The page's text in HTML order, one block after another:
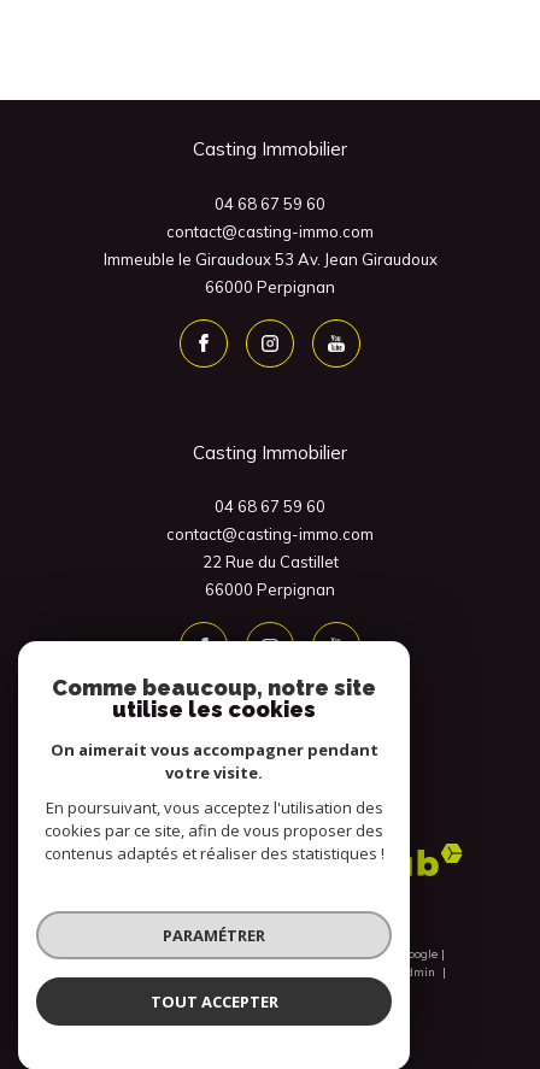
Casting Immobilier
04 68 67 59 60
contact@casting-immo.com
Immeuble le Giraudoux 53 Av. Jean Giraudoux
66000
Perpignan
Casting Immobilier
04 68 67 59 60
contact@casting-immo.com
22 Rue du Castillet
66000
Perpignan
Adhérents
© 2026 | Tous droits réservés | Traduction powered by Google |
Admin
Comme beaucoup, notre site
utilise les cookies
On aimerait vous accompagner pendant
votre visite.
En poursuivant, vous acceptez l'utilisation des
cookies par ce site, afin de vous proposer des
contenus adaptés et réaliser des statistiques !
PARAMÉTRER
TOUT ACCEPTER